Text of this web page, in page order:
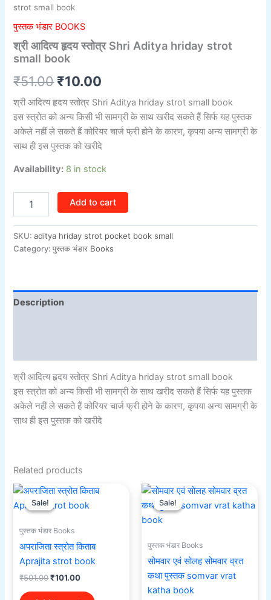
strot small book
पुस्तक भंडार BOOKS
श्री आदित्य हृदय स्तोत्र Shri Aditya hriday strot
small book
₹51.00 ₹10.00
श्री आदित्य हृदय स्तोत्र Shri Aditya hriday strot small book
इस स्त्रोत को अन्य किसी भी सामग्री के साथ खरीद सकते हैं सिर्फ यह पुस्तक
अकेले नहीं ले सकते हैं कोरियर चार्ज फ्री होने के कारण, कृपया अन्य सामग्री के
साथ ही इस पुस्तक को खरीदे
Availability: 8 in stock
Add to cart
SKU:aditya hriday strot pocket book small
Category:पुस्तक भंडार Books
Description
श्री आदित्य हृदय स्तोत्र Shri Aditya hriday strot small book
इस स्त्रोत को अन्य किसी भी सामग्री के साथ खरीद सकते हैं सिर्फ यह पुस्तक
अकेले नहीं ले सकते हैं कोरियर चार्ज फ्री होने के कारण, कृपया अन्य सामग्री के
साथ ही इस पुस्तक को खरीदे
Related products
Sale!
Sale!
पुस्तक भंडार Books
अपराजिता स्त्रोत किताब
Aprajita strot book
₹501.00
Original
price
was:
₹101.00
Current
is:
Sale!
Sale!
पुस्तक भंडार Books
सोमवार एवं सोलह सोमवार व्रत
कथा पुस्तक somvar vrat
katha book
Original
price
was:
Current
is: